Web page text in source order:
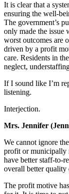
It is clear that a
ensuring the well-
The government’s
only made the issue
worst outcomes are
driven by a profit
care. Residents in
neglect,
If I sound like I’m
listening.
Interjection.
Mrs. Jennifer
We cannot ignore
profit or municipally
have better staff-to-
overall better quality
The profit motive